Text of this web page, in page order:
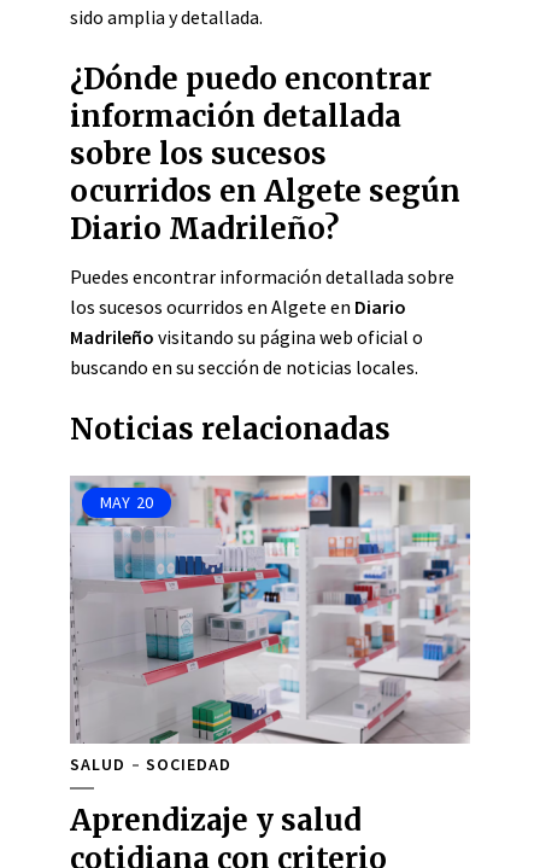
sido amplia y detallada.
¿Dónde puedo encontrar
información detallada
sobre los sucesos
ocurridos en Algete según
Diario Madrileño?
Puedes encontrar información detallada sobre
los sucesos ocurridos en Algete en Diario
Madrileño visitando su página web oficial o
buscando en su sección de noticias locales.
Noticias relacionadas
MAY 20
SALUD SOCIEDAD
Aprendizaje y salud
cotidiana con criterio